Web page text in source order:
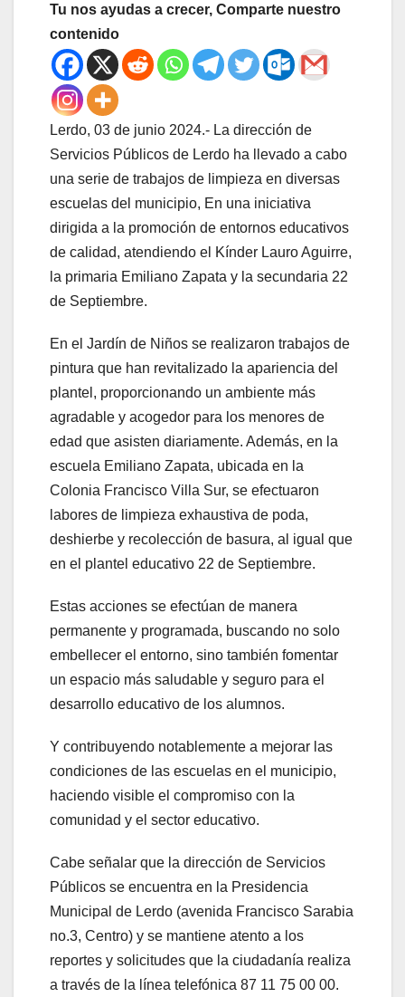
Tu nos ayudas a crecer, Comparte nuestro
contenido
Lerdo, 03 de junio 2024.- La dirección de
Servicios Públicos de Lerdo ha llevado a cabo
una serie de trabajos de limpieza en diversas
escuelas del municipio, En una iniciativa
dirigida a la promoción de entornos educativos
de calidad, atendiendo el Kínder Lauro Aguirre,
la primaria Emiliano Zapata y la secundaria 22
de Septiembre.
En el Jardín de Niños se realizaron trabajos de
pintura que han revitalizado la apariencia del
plantel, proporcionando un ambiente más
agradable y acogedor para los menores de
edad que asisten diariamente. Además, en la
escuela Emiliano Zapata, ubicada en la
Colonia Francisco Villa Sur, se efectuaron
labores de limpieza exhaustiva de poda,
deshierbe y recolección de basura, al igual que
en el plantel educativo 22 de Septiembre.
Estas acciones se efectúan de manera
permanente y programada, buscando no solo
embellecer el entorno, sino también fomentar
un espacio más saludable y seguro para el
desarrollo educativo de los alumnos.
Y contribuyendo notablemente a mejorar las
condiciones de las escuelas en el municipio,
haciendo visible el compromiso con la
comunidad y el sector educativo.
Cabe señalar que la dirección de Servicios
Públicos se encuentra en la Presidencia
Municipal de Lerdo (avenida Francisco Sarabia
no.3, Centro) y se mantiene atento a los
reportes y solicitudes que la ciudadanía realiza
a través de la línea telefónica 87 11 75 00 00.